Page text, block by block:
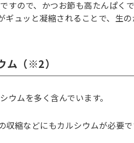
すので、かつお節も高たんぱく
ギュッと凝縮されることで、生
ム（※2）
ウムを多く含んでいます。
縮などにもカルシウムが必要で